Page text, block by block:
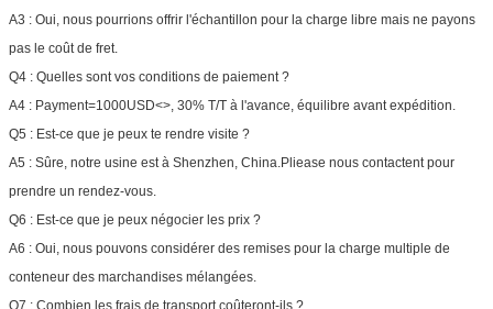
A3 : Oui, nous pourrions offrir l'échantillon pour la charge libre mais ne payons
pas le coût de fret.
Q4 : Quelles sont vos conditions de paiement ?
A4 : Payment=1000USD<>, 30% T/T à l'avance, équilibre avant expédition.
Q5 : Est-ce que je peux te rendre visite ?
A5 : Sûre, notre usine est à Shenzhen, China.Pliease nous contactent pour
prendre un rendez-vous.
Q6 : Est-ce que je peux négocier les prix ?
A6 : Oui, nous pouvons considérer des remises pour la charge multiple de
conteneur des marchandises mélangées.
Q7 : Combien les frais de transport coûteront-ils ?